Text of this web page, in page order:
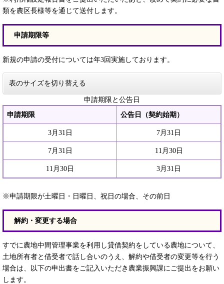
類を農区長様等を通じて送付します。
申請期限等
新規の申請の受付については年3回実施しております。
表のサイズを切り替える
申請期限と公告日
申請期限
公告日（契約始期）
3月31日 7月31日
7月31日 11月30日
11月30日 3月31日
※申請期限が土曜日・日曜日、祝日の場合、その前日
解約・変更する場合
すでに農地中間管理事業を利用し貸借契約をしている農地について、
土地所有者と借受者で話し合いのうえ、解約や借受者の変更等を行う
場合は、以下の申出書をご記入いただき農業振興課にご提出をお願い
します。